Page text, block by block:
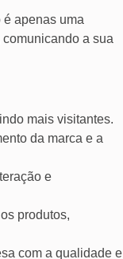
apenas uma
a sua
mais visitantes.
da marca e a
e
produtos,
com a qualidade e